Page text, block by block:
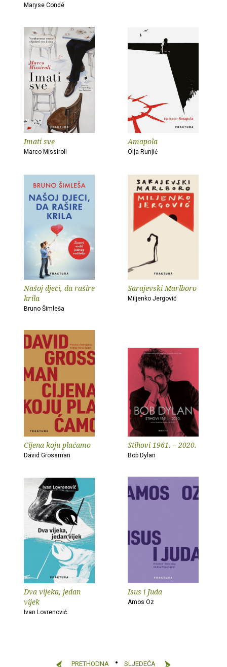
Maryse Condé
Imati sve
Marco Missiroli
Amapola
Olja Runjić
Našoj djeci, da rašire
krila
Bruno Šimleša
Sarajevski Marlboro
Miljenko Jergović
Cijena koju plaćamo
David Grossman
Stihovi 1961. – 2020.
Bob Dylan
Dva vijeka, jedan
vijek
Ivan Lovrenović
Isus i Juda
Amos Oz
PRETHODNA SLJEDEĆA